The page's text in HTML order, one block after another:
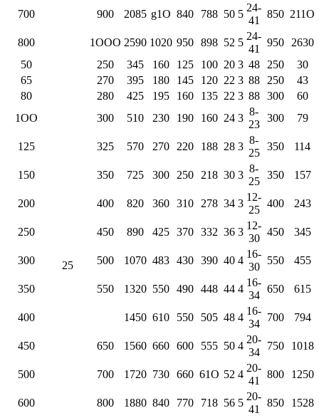
700 900 2085 g1O 840 788 50 5
24-
41
850 211O
800 1OOO 2590 1020 950 898 52 5
24-
41
950
2630
50
25
250 345 160 125 100 20 3 48 250
30
65
270 395 180 145 120 22 3 88 250
43
80
280 425 195 160 135 22 3 88 300
60
1OO
300 510 230 190 160 24 3
8-
23
300 79
125 325 570 270 220 188 28 3
8-
25
350 114
150 350 725 300 250 218 30 3
8-
25
350 157
200 400 820 360 310 278 34 3
12-
25
400 243
250 450 890 425 370 332 36 3
12-
30
450 345
300 500 1070 483 430 390 40 4
16-
30
550 455
350 550 1320 550 490 448 44 4
16-
34
650 615
400 1450 610 550 505 48 4
16-
34
700 794
450 650 1560 660 600 555 50 4
20-
34
750 1018
500 700 1720 730 660 61O 52 4
20-
41
800 1250
600 800 1880 840 770 718 56 5
20-
41
850 1528